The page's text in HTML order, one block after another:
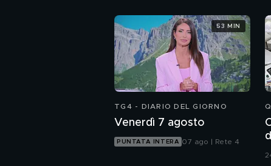
TG4 - DIARIO DEL GIORNO
Venerdì 7 agosto
PUNTATA INTERA 07 ago | Rete 4
53 MIN